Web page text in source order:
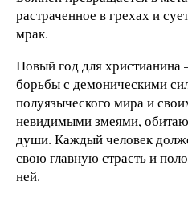
растраченное в грехах и
мрак.
Новый год для христианина
борьбы с демоническими
полуязыческого мира и
невидимыми змеями,
души. Каждый человек
свою главную страсть и
ней.